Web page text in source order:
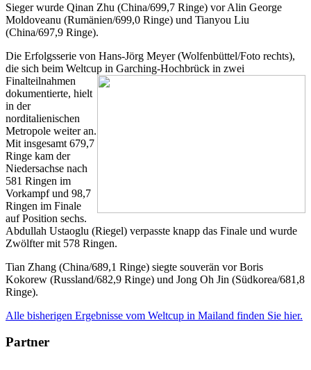
Sieger wurde Qinan Zhu (China/699,7 Ringe) vor Alin George
Moldoveanu (Rumänien/699,0 Ringe) und Tianyou Liu
(China/697,9 Ringe).
Die Erfolgsserie von Hans-Jörg Meyer (Wolfenbüttel/Foto rechts),
die sich beim Weltcup in Garching-Hochbrück in zwei
Finalteilnahmen
dokumentierte, hielt
in der
norditalienischen
Metropole weiter an.
Mit insgesamt 679,7
Ringe kam der
Niedersachse nach
581 Ringen im
Vorkampf und 98,7
Ringen im Finale
auf Position sechs.
Abdullah Ustaoglu (Riegel) verpasste knapp das Finale und wurde
Zwölfter mit 578 Ringen.
Tian Zhang (China/689,1 Ringe) siegte souverän vor Boris
Kokorew (Russland/682,9 Ringe) und Jong Oh Jin (Südkorea/681,8
Ringe).
Alle bisherigen Ergebnisse vom Weltcup in Mailand finden Sie hier.
Partner